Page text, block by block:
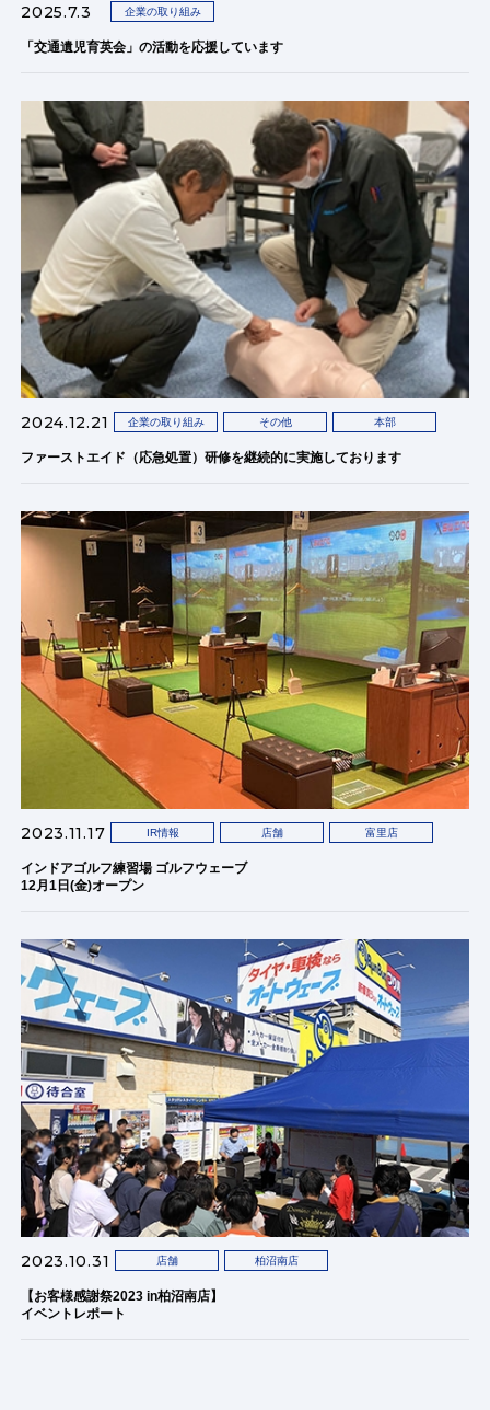
2025.7.3 企業の取り組み
「交通遺児育英会」の活動を応援しています
2024.12.21 企業の取り組み その他 本部
ファーストエイド（応急処置）研修を継続的に実施しております
2023.11.17 IR情報 店舗 富里店
インドアゴルフ練習場 ゴルフウェーブ
12月1日(金)オープン
2023.10.31 店舗 柏沼南店
【お客様感謝祭2023 in柏沼南店】
イベントレポート